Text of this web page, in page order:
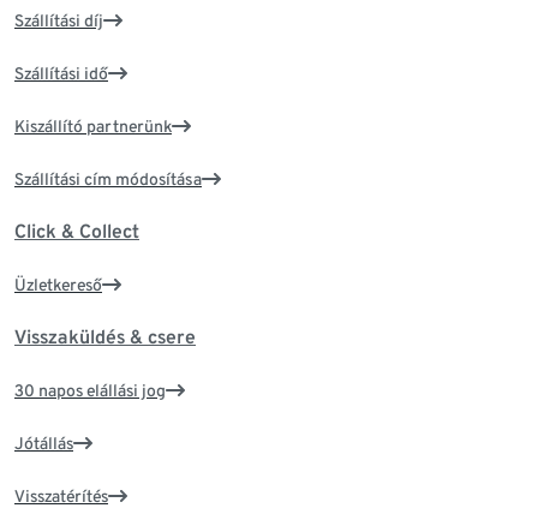
Szállítási díj
Szállítási idő
Kiszállító partnerünk
Szállítási cím módosítása
Click & Collect
Üzletkereső
Visszaküldés & csere
30 napos elállási jog
Jótállás
Visszatérítés